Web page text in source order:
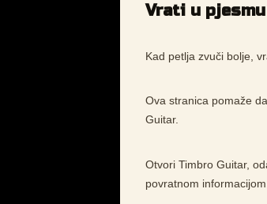
Vrati u pjesmu
Kad petlja zvuči bolje,
Ova stranica pomaže
Guitar.
Otvori Timbro Guitar,
povratnom informacijom.